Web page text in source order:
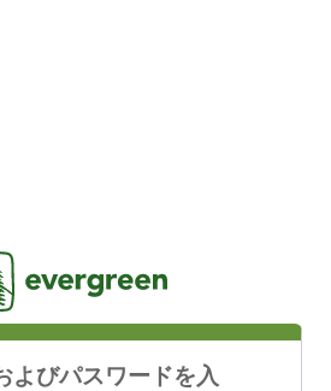
よびパスワードを入